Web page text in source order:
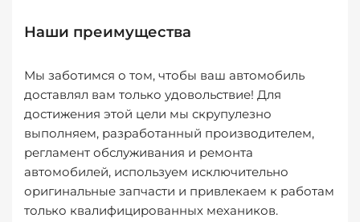
Наши преимущества
Мы заботимся о том, чтобы ваш автомобиль
доставлял вам только удовольствие! Для
достижения этой цели мы скрупулезно
выполняем, разработанный производителем,
регламент обслуживания и ремонта
автомобилей, используем исключительно
оригинальные запчасти и привлекаем к работам
только квалифицированных механиков.